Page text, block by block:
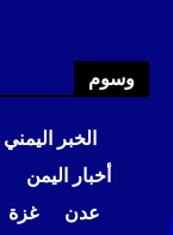
وسوم
الخبر اليمني
أخبار اليمن
عدن
غزة